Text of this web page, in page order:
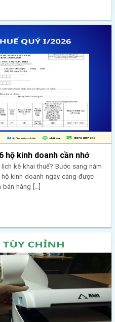
hộ kinh doanh cần nhớ
kê khai thuế? Bước sang năm
kinh doanh ngày càng được
hàng […]